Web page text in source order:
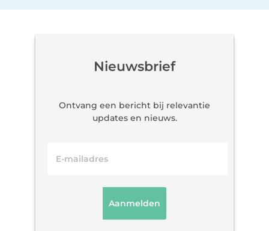
Nieuwsbrief
Ontvang een bericht bij relevantie
updates en nieuws.